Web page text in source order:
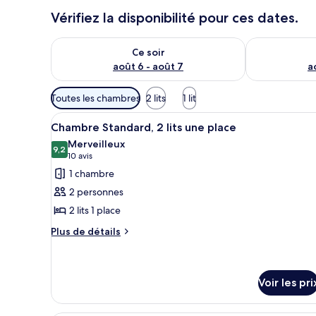
Vérifiez la disponibilité pour ces dates.
Ce soir
août 6 - août 7
Vérifier la disponibilité pour ce soir août 6 - août 7
Vérifier la
Filtres
disponibles
pour
les
chambres
Toutes les chambres 2 lits 1 lit
Afficher
toutes
les
photos
pour
ce
type
de
2
Une salle de bain moderne
7
Chambre Standard, 2 lits une place
9,29,2 sur 10
Merveilleux
10 avis
(10 avis)
1 chambre
2 personnes
2 lits 1 place
Plus de détails
Plus
type
de
Voir les